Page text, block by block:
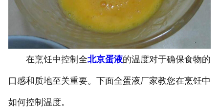
联系我们
在烹饪中控制全北京蛋液的温度对于确保食物的
口感和质地至关重要。下面全蛋液厂家教您在烹饪中
如何控制温度。